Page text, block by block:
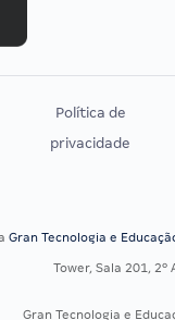
Política de
privacidade
Gran Tecnologia e
Tower, Sala 201, 2º
Gran Tecnologia e